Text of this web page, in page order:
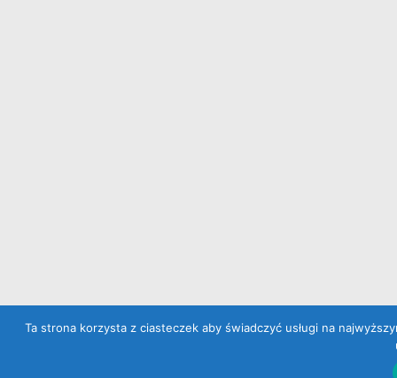
Ta strona korzysta z ciasteczek aby świadczyć usługi na